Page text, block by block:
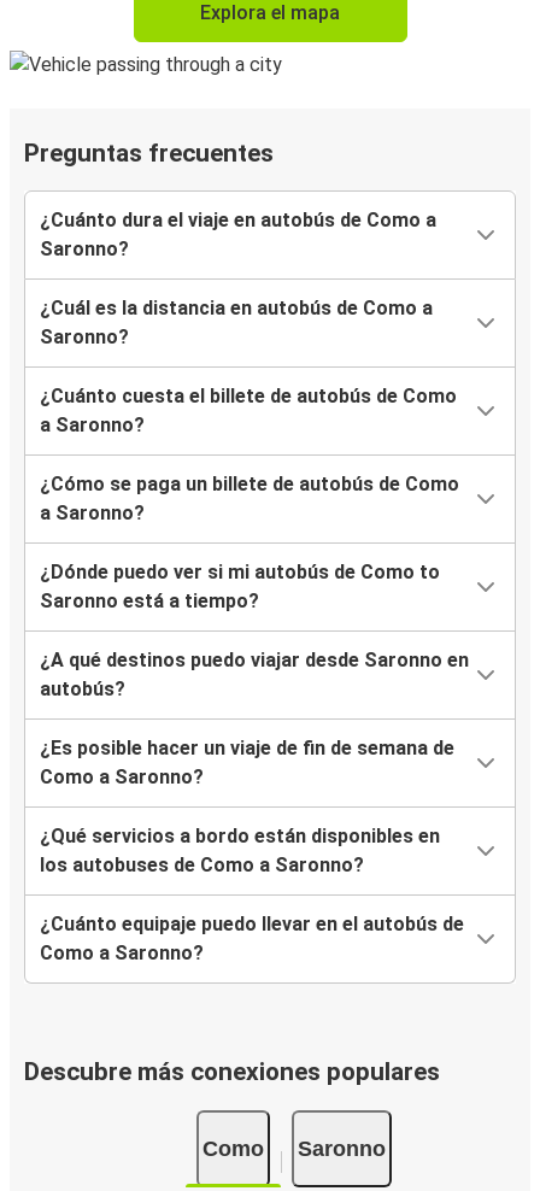
Explora el mapa
Preguntas frecuentes
¿Cuánto dura el viaje en autobús de Como a
Saronno?
¿Cuál es la distancia en autobús de Como a
Saronno?
¿Cuánto cuesta el billete de autobús de Como
a Saronno?
¿Cómo se paga un billete de autobús de Como
a Saronno?
¿Dónde puedo ver si mi autobús de Como to
Saronno está a tiempo?
¿A qué destinos puedo viajar desde Saronno en
autobús?
¿Es posible hacer un viaje de fin de semana de
Como a Saronno?
¿Qué servicios a bordo están disponibles en
los autobuses de Como a Saronno?
¿Cuánto equipaje puedo llevar en el autobús de
Como a Saronno?
Descubre más conexiones populares
Como Saronno